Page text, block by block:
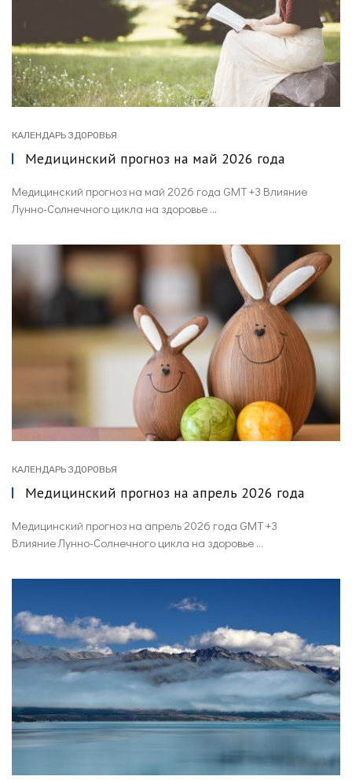
КАЛЕНДАРЬ ЗДОРОВЬЯ
Медицинский прогноз на май 2026 года
Медицинский прогноз на май 2026 года GMT +3 Влияние
Лунно-Солнечного цикла на здоровье ...
КАЛЕНДАРЬ ЗДОРОВЬЯ
Медицинский прогноз на апрель 2026 года
Медицинский прогноз на апрель 2026 года GMT +3
Влияние Лунно-Солнечного цикла на здоровье ...